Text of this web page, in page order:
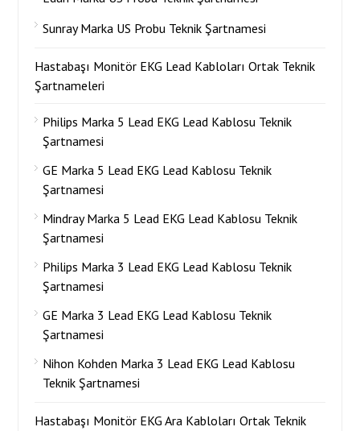
Sunray Marka US Probu Teknik Şartnamesi
Hastabaşı Monitör EKG Lead Kabloları Ortak Teknik
Şartnameleri
Philips Marka 5 Lead EKG Lead Kablosu Teknik
Şartnamesi
GE Marka 5 Lead EKG Lead Kablosu Teknik
Şartnamesi
Mindray Marka 5 Lead EKG Lead Kablosu Teknik
Şartnamesi
Philips Marka 3 Lead EKG Lead Kablosu Teknik
Şartnamesi
GE Marka 3 Lead EKG Lead Kablosu Teknik
Şartnamesi
Nihon Kohden Marka 3 Lead EKG Lead Kablosu
Teknik Şartnamesi
Hastabaşı Monitör EKG Ara Kabloları Ortak Teknik